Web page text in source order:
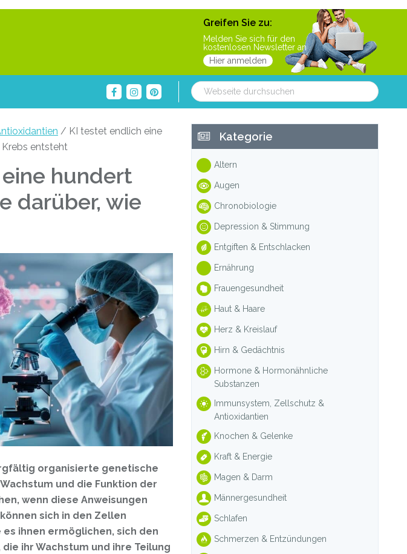
Greifen Sie zu:
Melden Sie sich für den
kostenlosen Newsletter an
Hier anmelden
Webseite
durchsuchen
/ KI testet endlich eine
Krebs entsteht
hundert
darüber, wie
organisierte genetische
und die Funktion der
wenn diese Anweisungen
sich in den Zellen
ihnen ermöglichen, sich den
ihr Wachstum und ihre Teilung
Haupt-
Sidebar
Kategorie
Altern
Augen
Chronobiologie
Depression & Stimmung
Entgiften & Entschlacken
Ernährung
Frauengesundheit
Haut & Haare
Herz & Kreislauf
Hirn & Gedächtnis
Hormone & Hormonähnliche
Substanzen
Immunsystem, Zellschutz &
Antioxidantien
Knochen & Gelenke
Kraft & Energie
Magen & Darm
Männergesundheit
Schlafen
Schmerzen & Entzündungen